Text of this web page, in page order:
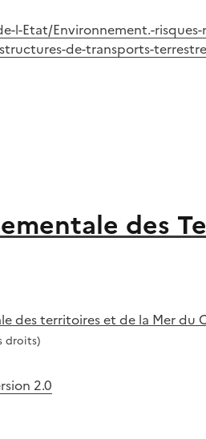
l-Etat/Environnement.-
de-transports-
des
des territoires et de la Mer du
droits)
2.0